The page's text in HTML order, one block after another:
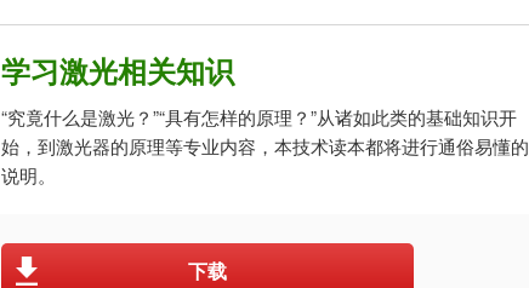
学习激光相关知识
“究竟什么是激光？”“具有怎样的原理？”从诸如此类的基础知识开
始，到激光器的原理等专业内容，本技术读本都将进行通俗易懂的
说明。
下载